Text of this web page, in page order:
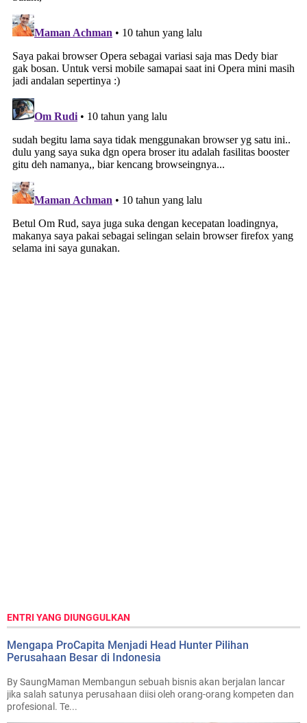
ENTRI YANG DIUNGGULKAN
Mengapa ProCapita Menjadi Head Hunter Pilihan
Perusahaan Besar di Indonesia
By SaungMaman Membangun sebuah bisnis akan berjalan lancar
jika salah satunya perusahaan diisi oleh orang-orang kompeten dan
profesional. Te...